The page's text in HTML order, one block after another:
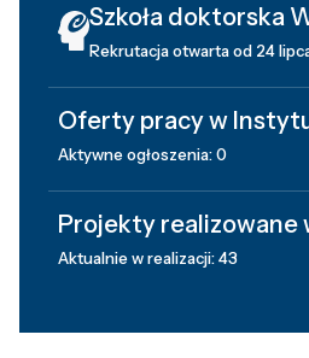
Szkoła doktorska
Rekrutacja otwarta od 24
Oferty pracy w
Aktywne ogłoszenia: 0
Projekty realizowane
Aktualnie w realizacji: 43